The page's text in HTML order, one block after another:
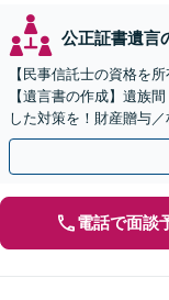
公正証書遺言
【民事信託士の資格を
【遺言書の作成】遺族
した対策を！財産贈与
べて弁護士が代行します
電話で面談